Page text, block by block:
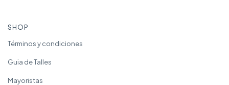
SHOP
Términos y condiciones
Guia de Talles
Mayoristas